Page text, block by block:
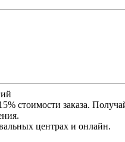
стоимости заказа.
центрах и онлайн.